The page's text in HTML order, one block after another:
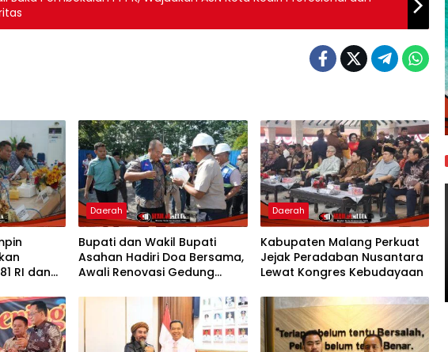
RI dan
Daerah
Bupati dan Wakil Bupati
Asahan Hadiri Doa Bersama,
Awali Renovasi Gedung
Daerah
Kabupaten Malang Perkuat
Jejak Peradaban Nusantara
Lewat Kongres Kebudayaan